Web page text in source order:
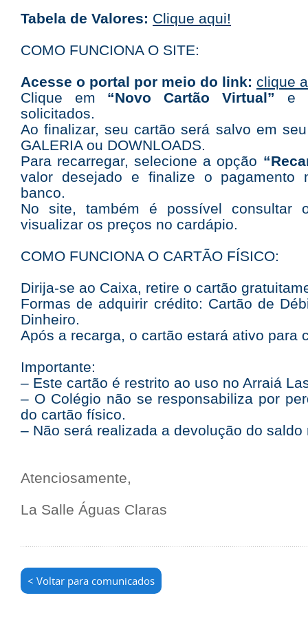
Tabela de Valores: Clique aqui!
COMO FUNCIONA O SITE:
Acesse o portal por meio do link: clique
Clique em “Novo Cartão Virtual” e
solicitados.
Ao finalizar, seu cartão será salvo em
GALERIA ou DOWNLOADS.
Para recarregar, selecione a opção
valor desejado e finalize o pagamento
banco.
No site, também é possível consultar
visualizar os preços no cardápio.
COMO FUNCIONA O CARTÃO FÍSICO:
Dirija-se ao Caixa, retire o cartão
Formas de adquirir crédito: Cartão de
Dinheiro.
Após a recarga, o cartão estará ativo para
Importante:
– Este cartão é restrito ao uso no Arraiá
– O Colégio não se responsabiliza por
do cartão físico.
– Não será realizada a devolução do saldo
Atenciosamente,
La Salle Águas Claras
< Voltar para comunicados